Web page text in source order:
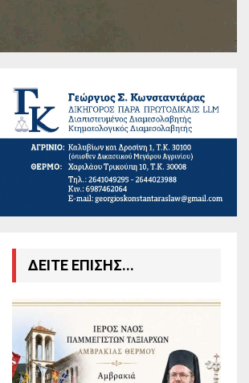
ΔΕΙΤΕ ΕΠΙΣΗΣ...